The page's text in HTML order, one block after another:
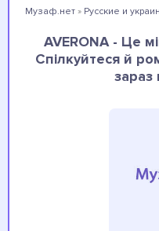
Музаф.нет » Русские и
AVERONA - Це
Спілкуйтеся й
зараз